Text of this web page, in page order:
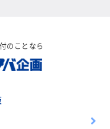
のことなら